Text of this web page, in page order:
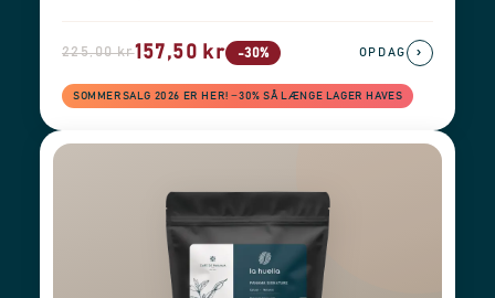
225,00 kr157,50 kr -30%
SOMMERSALG 2026 ER HER! −30% SÅ LÆNGE LAGER HAVES
OPDAG ›